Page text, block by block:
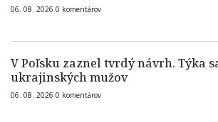
06. 08. 2026 0 komentárov
V Poľsku zaznel tvrdý návrh. Týka
ukrajinských mužov
06. 08. 2026 0 komentárov